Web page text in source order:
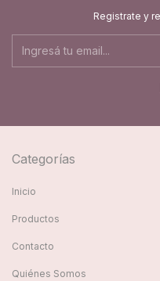
Registrate y
Categorías
Inicio
Productos
Contacto
Quiénes Somos